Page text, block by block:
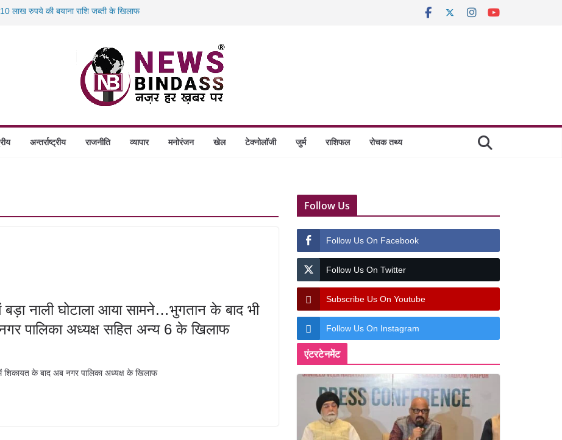
लाख रुपये की बयाना राशि जब्ती के खिलाफ
होंगे स्थापित, हर विकासखंड के 10 उत्कृष्ट गोठानों
का बड़ा एक्शन: 13 म्यूल बैंक खाताधारक गिरफ्तार
अन्तर्राष्ट्रीय राजनीति व्यापार मनोरंजन खेल टेक्नोलॉजी जुर्म राशिफल रोचक तथ्य
बड़ा नाली घोटाला आया सामने…भुगतान के बाद भी
पालिका अध्यक्ष सहित अन्य 6 के खिलाफ
शिकायत के बाद अब नगर पालिका अध्यक्ष के खिलाफ
Follow Us
Follow Us On Facebook
Follow Us On Twitter
Subscribe Us On Youtube
Follow Us On Instagram
एंटरटेनमेंट